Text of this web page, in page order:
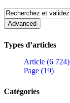
Types d’articles
Article (6 724)
Page (19)
Catégories